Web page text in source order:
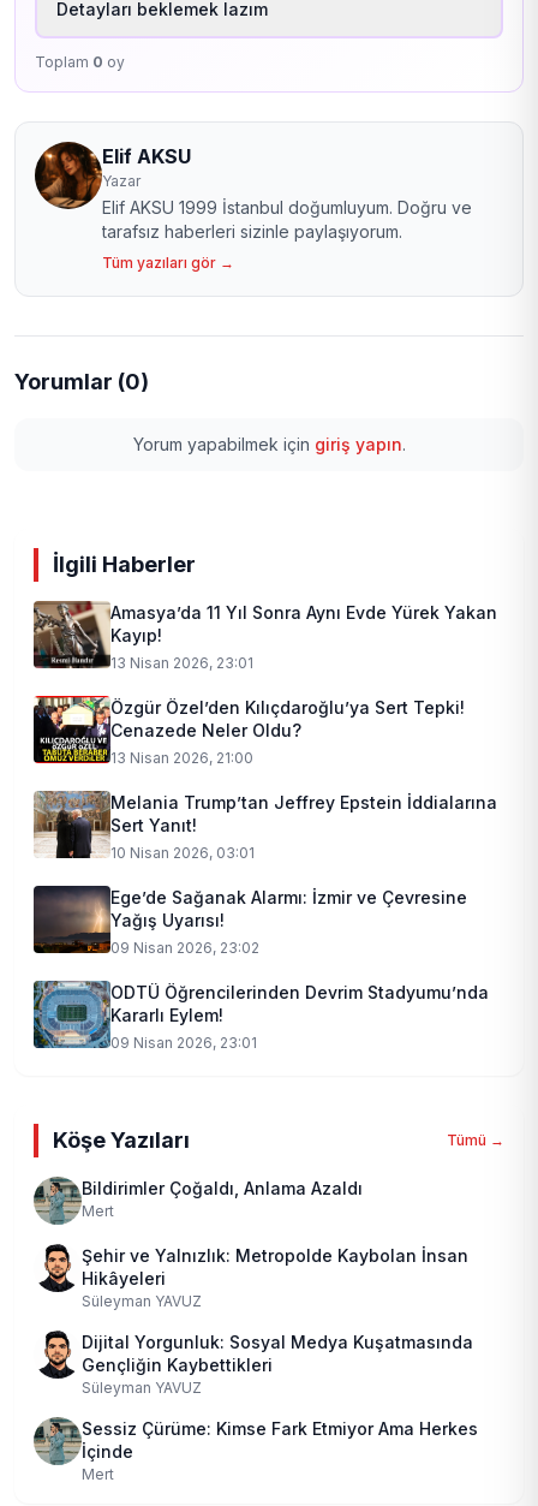
Detayları beklemek lazım
Toplam 0 oy
Elif AKSU
Yazar
Elif AKSU 1999 İstanbul doğumluyum. Doğru ve
tarafsız haberleri sizinle paylaşıyorum.
Tüm yazıları gör →
Yorumlar (0)
Yorum yapabilmek için giriş yapın.
İlgili Haberler
Amasya’da 11 Yıl Sonra Aynı Evde Yürek Yakan
Kayıp!
13 Nisan 2026, 23:01
Özgür Özel’den Kılıçdaroğlu’ya Sert Tepki!
Cenazede Neler Oldu?
13 Nisan 2026, 21:00
Melania Trump’tan Jeffrey Epstein İddialarına
Sert Yanıt!
10 Nisan 2026, 03:01
Ege’de Sağanak Alarmı: İzmir ve Çevresine
Yağış Uyarısı!
09 Nisan 2026, 23:02
ODTÜ Öğrencilerinden Devrim Stadyumu’nda
Kararlı Eylem!
09 Nisan 2026, 23:01
Köşe Yazıları Tümü →
Bildirimler Çoğaldı, Anlama Azaldı
Mert
Şehir ve Yalnızlık: Metropolde Kaybolan İnsan
Hikâyeleri
Süleyman YAVUZ
Dijital Yorgunluk: Sosyal Medya Kuşatmasında
Gençliğin Kaybettikleri
Süleyman YAVUZ
Sessiz Çürüme: Kimse Fark Etmiyor Ama Herkes
İçinde
Mert